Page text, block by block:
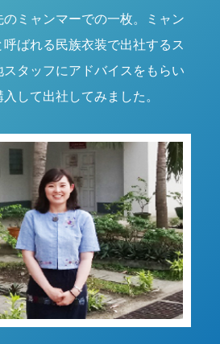
ミャンマーでの一枚。ミャン
ばれる民族衣装で出社するス
タッフにアドバイスをもらい
して出社してみました。